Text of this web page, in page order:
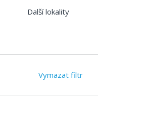
Další lokality
Vymazat filtr